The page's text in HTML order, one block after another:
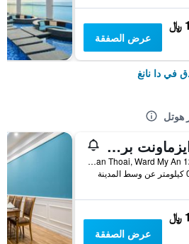
عرض الصفقة
في دا نانغ
هوتل
رايزماونت بريمير ريزورت دا نانج
120 Nguyen Van Thoai, Ward My An, دا نانغ, فيتنام
عرض الصفقة